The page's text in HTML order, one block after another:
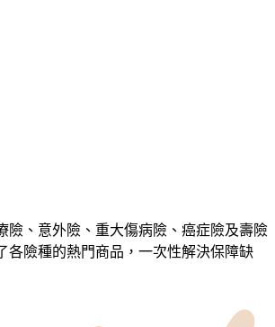
險、意外險、重大傷病險、癌症險及壽險
各險種的熱門商品，一次性解決保障缺